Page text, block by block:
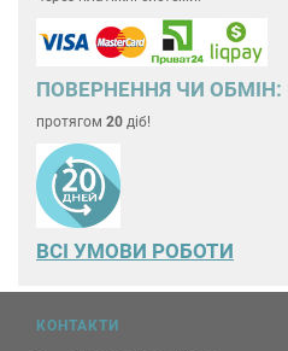
ПОВЕРНЕННЯ ЧИ ОБМІН:
протягом 20 діб!
ВСІ УМОВИ РОБОТИ
КОНТАКТИ